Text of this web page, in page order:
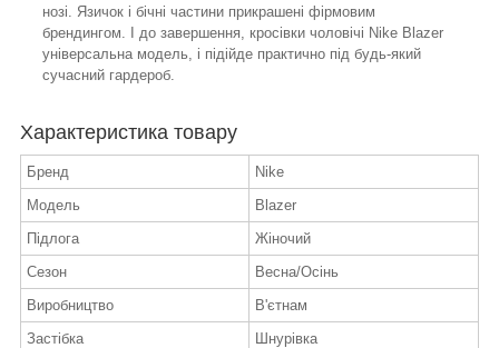
нозі. Язичок і бічні частини прикрашені фірмовим
брендингом. І до завершення, кросівки чоловічі Nike Blazer
універсальна модель, і підійде практично під будь-який
сучасний гардероб.
Характеристика товару
Бренд
Nike
Модель
Blazer
Підлога
Жіночий
Сезон
Весна/Осінь
Виробництво
В'єтнам
Застібка
Шнурівка